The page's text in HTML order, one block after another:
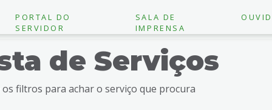
PORTAL DO
SERVIDOR
SALA DE
IMPRENSA
de Serviços
os filtros para achar o serviço que procura